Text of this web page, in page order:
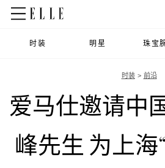
时装 明星 珠宝
时装 前沿
爱马仕邀请中
峰先生 为上海